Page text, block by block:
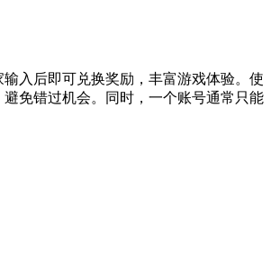
入后即可兑换奖励，丰富游戏体验。使
免错过机会。同时，一个账号通常只能